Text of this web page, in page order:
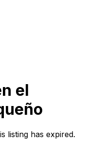
el
listing has expired.